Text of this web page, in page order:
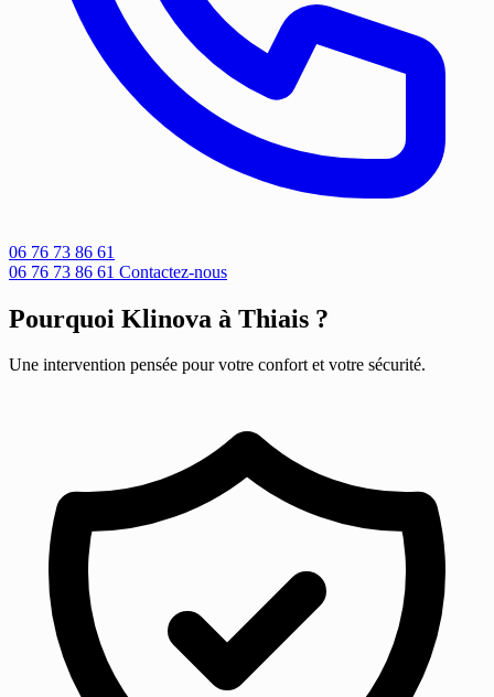
06 76 73 86 61
06 76 73 86 61 Contactez-nous
Pourquoi Klinova à Thiais ?
Une intervention pensée pour votre confort et votre sécurité.